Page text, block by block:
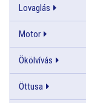
Lovaglás
Motor
Ökölvívás
Öttusa